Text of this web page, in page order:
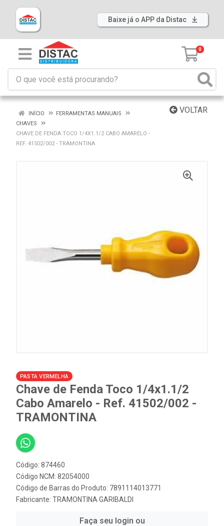
Baixe já o APP da Distac
0
VOLTAR
INÍCIO
FERRAMENTAS MANUAIS
CHAVES
CHAVE DE FENDA TOCO 1/4X1.1/2 CABO AMARELO -
REF. 41502/002 - TRAMONTINA
PASTA VERMELHA
Chave de Fenda Toco 1/4x1.1/2
Cabo Amarelo - Ref. 41502/002 -
TRAMONTINA
Código: 874460
Código NCM: 82054000
Código de Barras do Produto: 7891114013771
Fabricante: TRAMONTINA GARIBALDI
Faça seu login ou